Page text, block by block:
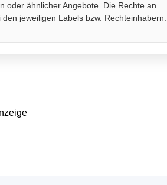
oder ähnlicher Angebote. Die Rechte an
jeweiligen Labels bzw. Rechteinhabern.